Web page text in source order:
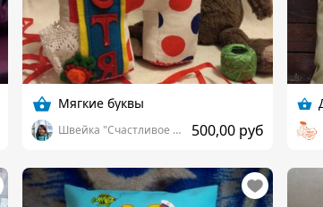
Мягкие буквы
Швейка "Счастливое детство" 500,00 руб